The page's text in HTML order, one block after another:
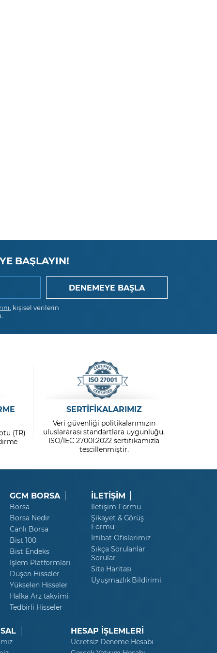
BAŞLAYIN!
, kişisel verilerin
(TR)
SERTİFİKALARIMIZ
Veri güvenliği politikalarımızın
uluslararası standartlara uygunluğu,
ISO/IEC 27001:2022 sertifikamızla
tescillenmiştir.
GCM BORSA
Borsa
Borsa Nedir
Canlı Borsa
Bist 100
Bist Endeks
İşlem Platformları
Düşen Hisseler
Yükselen Hisseler
Halka Arz takvimi
Tedbirli Hisseler
İLETİŞİM
İletişim Formu
Şikayet & Görüş
Formu
İrtibat Ofislerimiz
Sıkça Sorulanlar
Sorular
Site Haritası
Uyuşmazlık Bildirimi
HESAP İŞLEMLERİ
Ücretsiz Deneme Hesabı